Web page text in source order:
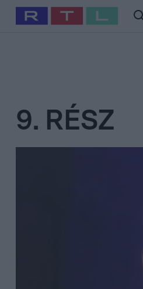
Babits Marcella Szellő István
9. RÉSZ